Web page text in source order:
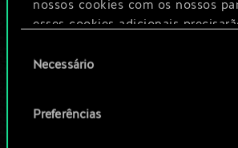
nossos cookies com os nossos
esses cookies adicionais
Você encontrará todos os
de cookies e poderá ajustar as
no menu "Configurações" abaixo.
deNecessário
Preferências